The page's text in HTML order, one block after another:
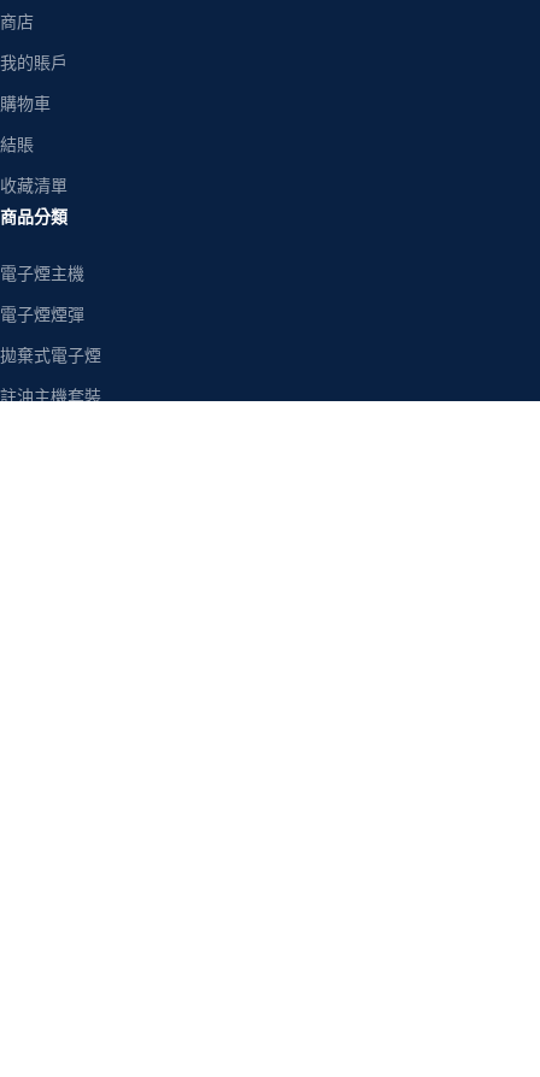
商店
我的賬戶
購物車
結賬
收藏清單
商品分類
電子煙主機
電子煙煙彈
拋棄式電子煙
註油主機套裝